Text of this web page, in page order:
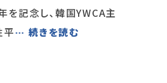
記念し、韓国YWCA主
平… 続きを読む